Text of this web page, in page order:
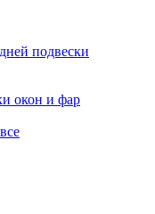
подвески
окон и фар